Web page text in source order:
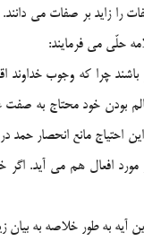
را زايد بر صفات مي
حلّي مي فرمايند:
چرا كه وجوب خداوند
اين احتياج مانع انحصار
افعال هم مي آيد. اگر
آيه به طور خلاصه به بيان